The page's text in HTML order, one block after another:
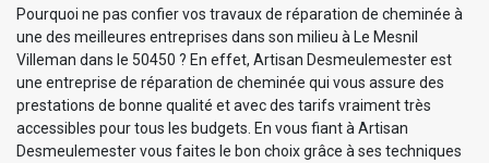
Pourquoi ne pas confier vos travaux de réparation de cheminée à
une des meilleures entreprises dans son milieu à Le Mesnil
Villeman dans le 50450 ? En effet, Artisan Desmeulemester est
une entreprise de réparation de cheminée qui vous assure des
prestations de bonne qualité et avec des tarifs vraiment très
accessibles pour tous les budgets. En vous fiant à Artisan
Desmeulemester vous faites le bon choix grâce à ses techniques